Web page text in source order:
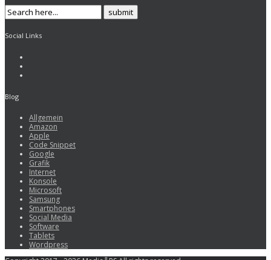
Social Links
Blog
Allgemein
Amazon
Apple
Code Snippet
Google
Grafik
Internet
Konsole
Microsoft
Samsung
Smartphones
Social Media
Software
Tablets
Wordpress